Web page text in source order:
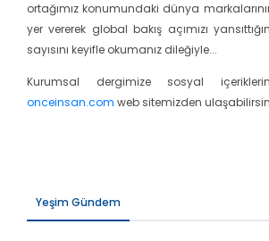
ortağımız konumundaki dünya
yer vererek global bakış açımızı
sayısını keyifle okumanız dileğiyle...
Kurumsal dergimize sosyal
onceinsan.com web sitemizden
Yeşim Gündem